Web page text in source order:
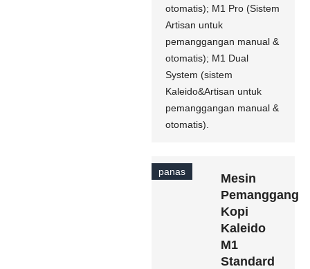
otomatis); M1 Pro (Sistem
Artisan untuk
pemanggangan manual &
otomatis); M1 Dual
System (sistem
Kaleido&Artisan untuk
pemanggangan manual &
otomatis).
panas
Mesin
Pemanggang
Kopi
Kaleido
M1
Standard